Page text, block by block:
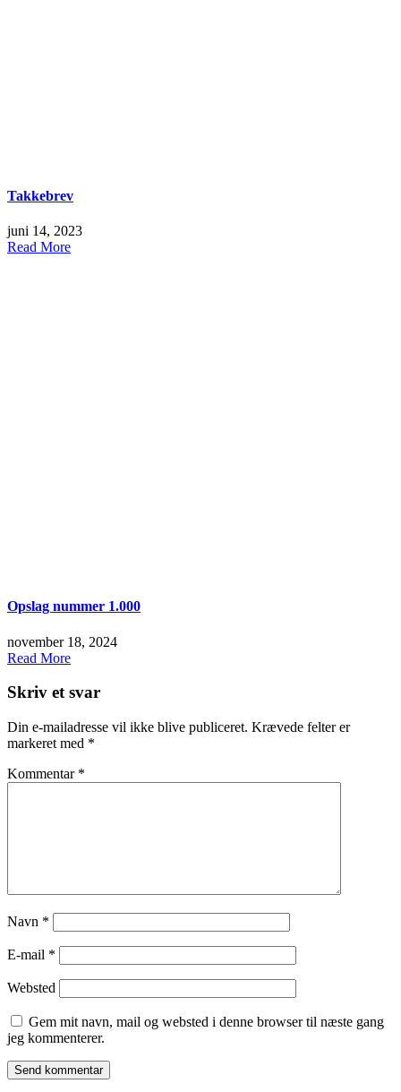
Takkebrev
juni 14, 2023
Read More
Opslag nummer 1.000
november 18, 2024
Read More
Skriv et svar
Din e-mailadresse vil ikke blive publiceret. Krævede felter er
markeret med *
Kommentar *
Navn *
E-mail *
Websted
Gem mit navn, mail og websted i denne browser til næste gang
jeg kommenterer.